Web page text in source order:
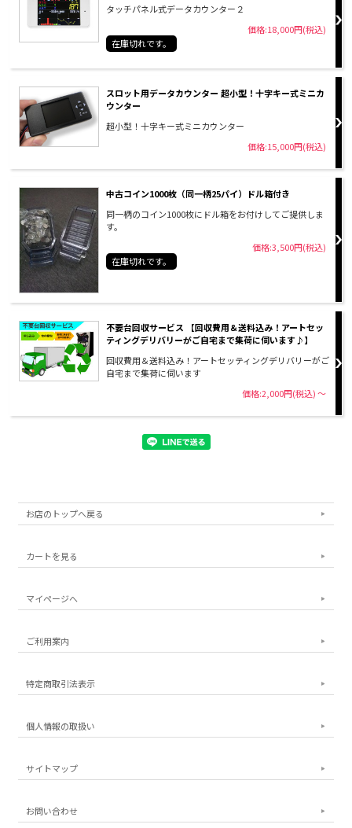
タッチパネル式データカウンター２
価格:18,000円(税込)
在庫切れです。
スロット用データカウンター 超小型！十字キー式ミニカ
ウンター
超小型！十字キー式ミニカウンター
価格:15,000円(税込)
中古コイン1000枚（同一柄25パイ）ドル箱付き
同一柄のコイン1000枚にドル箱をお付けしてご提供しま
す。
価格:3,500円(税込)
在庫切れです。
不要台回収サービス 【回収費用＆送料込み！アートセッ
ティングデリバリーがご自宅まで集荷に伺います♪】
回収費用＆送料込み！アートセッティングデリバリーがご
自宅まで集荷に伺います
価格:2,000円(税込)～
お店のトップへ戻る
カートを見る
マイページへ
ご利用案内
特定商取引法表示
個人情報の取扱い
サイトマップ
お問い合わせ